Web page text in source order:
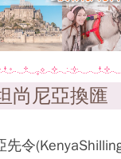
尚尼亞換匯
令